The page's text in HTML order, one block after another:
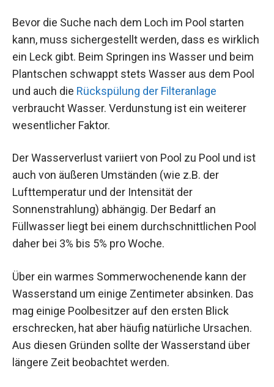
Bevor die Suche nach dem Loch im Pool starten
kann, muss sichergestellt werden, dass es wirklich
ein Leck gibt. Beim Springen ins Wasser und beim
Plantschen schwappt stets Wasser aus dem Pool
und auch die Rückspülung der Filteranlage
verbraucht Wasser. Verdunstung ist ein weiterer
wesentlicher Faktor.
Der Wasserverlust variiert von Pool zu Pool und ist
auch von äußeren Umständen (wie z.B. der
Lufttemperatur und der Intensität der
Sonnenstrahlung) abhängig. Der Bedarf an
Füllwasser liegt bei einem durchschnittlichen Pool
daher bei 3% bis 5% pro Woche.
Über ein warmes Sommerwochenende kann der
Wasserstand um einige Zentimeter absinken. Das
mag einige Poolbesitzer auf den ersten Blick
erschrecken, hat aber häufig natürliche Ursachen.
Aus diesen Gründen sollte der Wasserstand über
längere Zeit beobachtet werden.